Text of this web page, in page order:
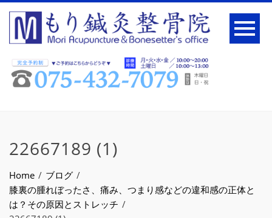
22667189 (1)
Home
ブログ
膝裏の腫れぼったさ、痛み、つまり感などの違和感の正体と
は？その原因とストレッチ